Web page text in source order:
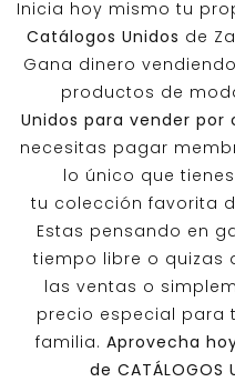
Inicia hoy mismo tu
Catálogos Unidos de
Gana dinero
productos de
Unidos para vender por
necesitas pagar
lo único que
tu colección favorita
Estas pensando en
tiempo libre o quizas
las ventas o
precio especial para
familia. Aprovecha
de CATÁLOGOS